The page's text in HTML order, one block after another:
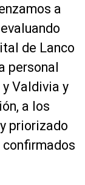
a
evaluando
de Lanco
personal
y Valdivia y
a los
priorizado
confirmados